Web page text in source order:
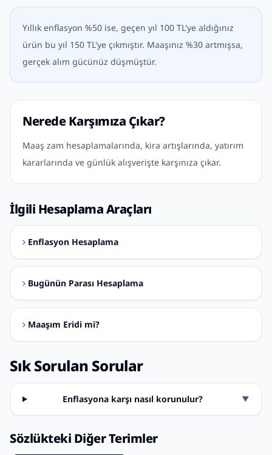
Yıllık enflasyon %50 ise, geçen yıl 100 TL'ye aldığınız
ürün bu yıl 150 TL'ye çıkmıştır. Maaşınız %30 artmışsa,
gerçek alım gücünüz düşmüştür.
Nerede Karşımıza Çıkar?
Maaş zam hesaplamalarında, kira artışlarında, yatırım
kararlarında ve günlük alışverişte karşınıza çıkar.
İlgili Hesaplama Araçları
Enflasyon Hesaplama
Bugünün Parası Hesaplama
Maaşım Eridi mi?
Sık Sorulan Sorular
Enflasyona karşı nasıl korunulur? ▼
Sözlükteki Diğer Terimler